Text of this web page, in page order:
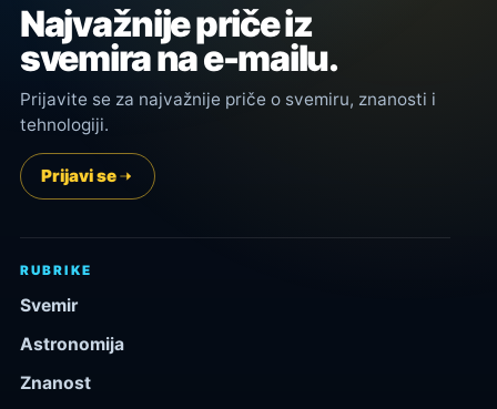
Najvažnije priče iz
svemira na e-mailu.
Prijavite se za najvažnije priče o svemiru, znanosti i
tehnologiji.
Prijavi se
RUBRIKE
Svemir
Astronomija
Znanost